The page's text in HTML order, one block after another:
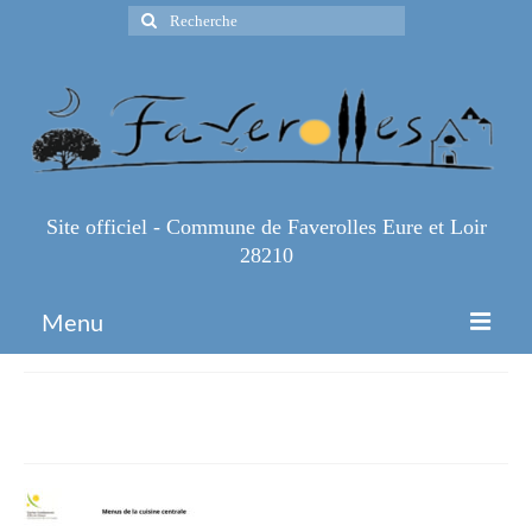
Rechercher
:
Site officiel - Commune de Faverolles Eure et Loir
28210
Menu